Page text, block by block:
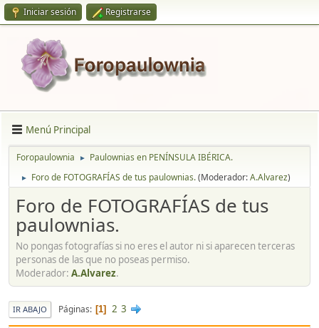
Iniciar sesión Registrarse
Menú Principal
Foropaulownia ► Paulownias en PENÍNSULA IBÉRICA.
► Foro de FOTOGRAFÍAS de tus paulownias.(Moderador:A.Alvarez)
Foro de FOTOGRAFÍAS de tus
paulownias.
No pongas fotografías si no eres el autor ni si aparecen terceras
personas de las que no poseas permiso.
Moderador: A.Alvarez.
IR ABAJO Páginas 1 2 3